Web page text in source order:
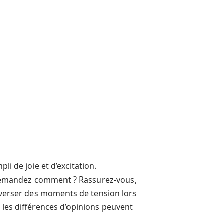
de joie et d’excitation.
comment ? Rassurez-vous,
des moments de tension lors
différences d’opinions peuvent